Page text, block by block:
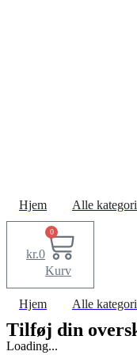
Hjem Alle
kr.0
0
Kurv
Hjem Alle
Tilføj din
Loading...